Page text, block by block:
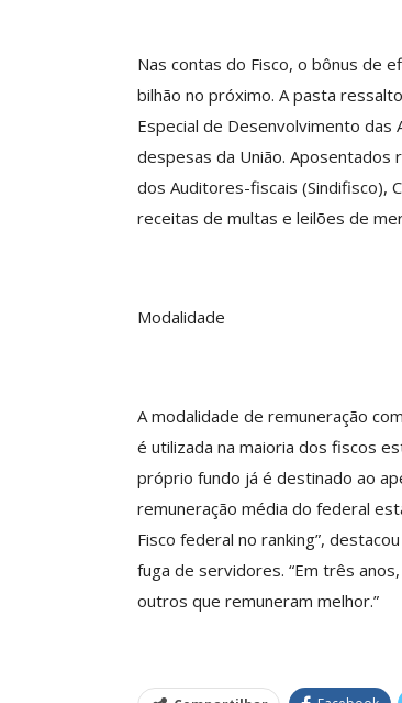
Nas contas do Fisco, o bônus de
bilhão no próximo. A pasta
Especial de Desenvolvimento das
despesas da União. Aposentados
dos Auditores-fiscais (Sindifisco),
receitas de multas e leilões de
Modalidade
A modalidade de remuneração
é utilizada na maioria dos fiscos
próprio fundo já é destinado ao
remuneração média do federal
Fisco federal no ranking”,
fuga de servidores. “Em três
outros que remuneram melhor.”